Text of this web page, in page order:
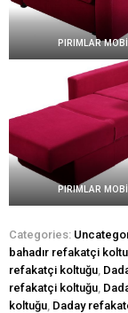
PIRIMLAR
PIRIMLAR
Categories:
bahadır refakatçi
refakatçi koltuğu
refakatçi koltuğu
koltuğu Daday